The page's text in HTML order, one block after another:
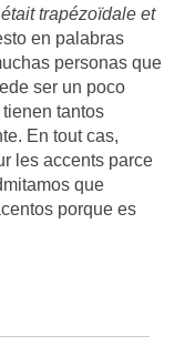
trapézoïdale et
en palabras
personas que
ser un poco
tantos
En tout cas,
les accents parce
que
porque es